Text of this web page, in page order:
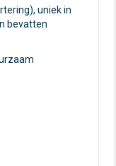
uniek in
bevatten